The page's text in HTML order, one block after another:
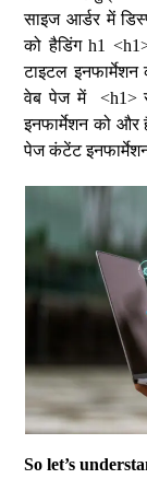
साइज आर्डर में
को हैडिंग h1
टाइटल
वेब पेज में <h1>
इनफार्मेशन को और
पेज कंटेंट
So let’s